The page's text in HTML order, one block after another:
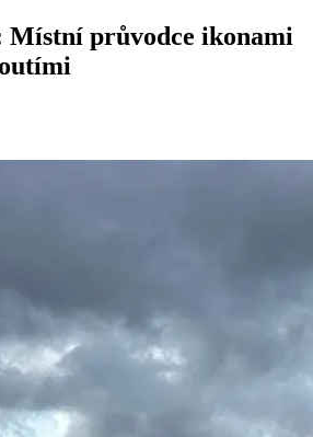
Místní průvodce ikonami